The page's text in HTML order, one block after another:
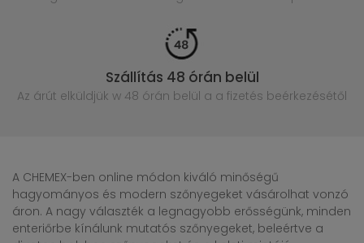
Szállítás 48 órán belül
Az árút elküldjük w 48 órán belül a a fizetés beérkezésétől
A CHEMEX-ben online módon kiváló minőségű
hagyományos és modern szőnyegeket vásárolhat vonzó
áron. A nagy választék a legnagyobb erősségünk, minden
enteriőrbe kínálunk mutatós szőnyegeket, beleértve a